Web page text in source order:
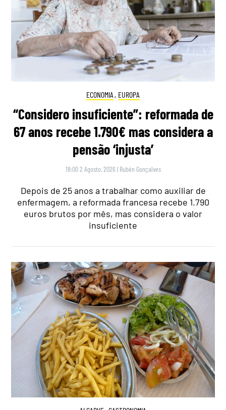
ECONOMIA , EUROPA
“Considero insuficiente”: reformada de
67 anos recebe 1.790€ mas considera a
pensão ‘injusta’
18:00 2 Agosto, 2026 | Rubén Gonçalves
Depois de 25 anos a trabalhar como auxiliar de
enfermagem, a reformada francesa recebe 1.790
euros brutos por mês, mas considera o valor
insuficiente